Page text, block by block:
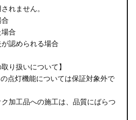
れません。
場合
認められる場合
り扱いについて】
点灯機能については保証対象外で
加工品への施工は、品質にばらつ